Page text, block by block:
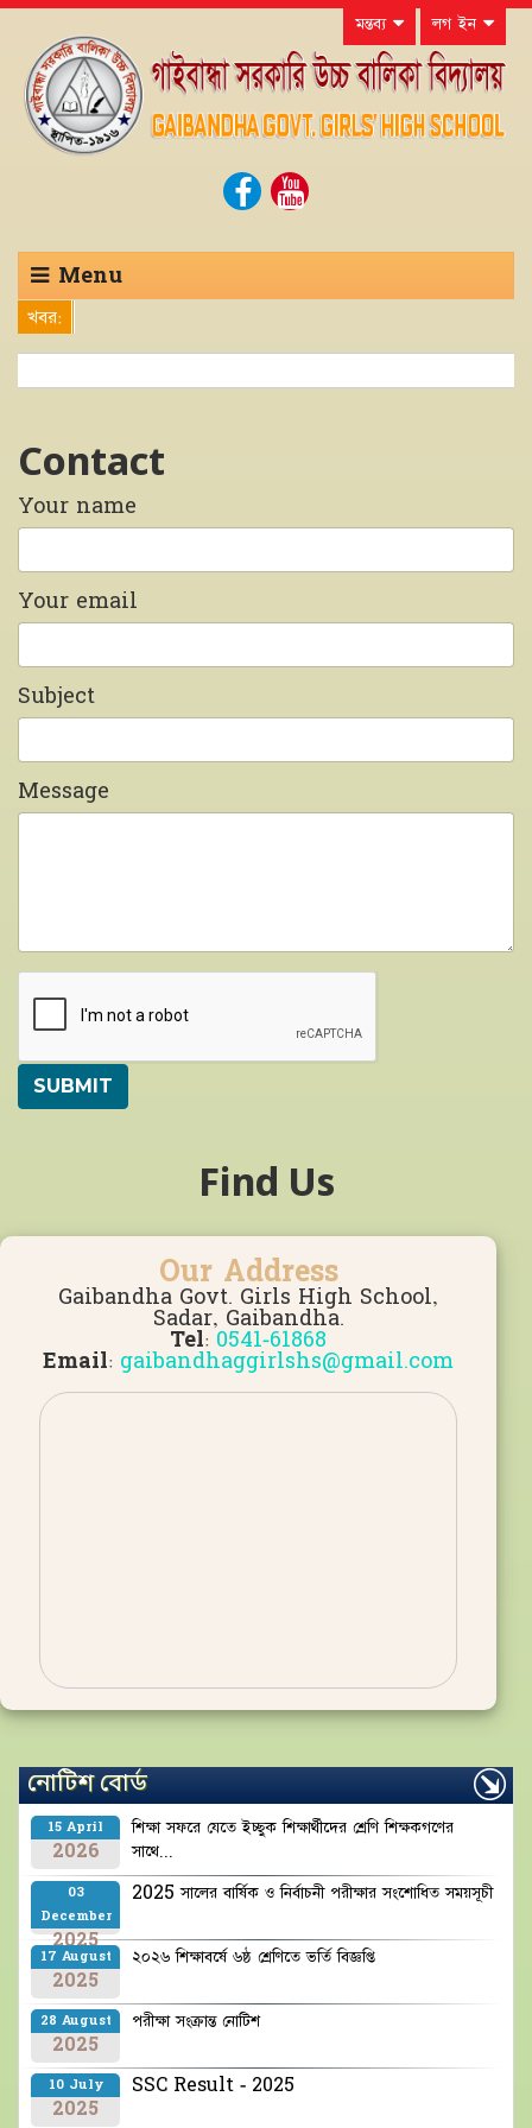
মন্তব্য লগ ইন
Menu
খবর:
Contact
Your name
Your email
Subject
Message
Find Us
Our Address
Gaibandha Govt. Girls High School,
Sadar, Gaibandha.
Tel: 0541-61868
Email: gaibandhaggirlshs@gmail.com
নোটিশ বোর্ড
15 April
2026
শিক্ষা সফরে যেতে ইচ্ছুক শিক্ষার্থীদের শ্রেণি শিক্ষকগণের
সাথে...
03
December
2025
2025 সালের বার্ষিক ও নির্বাচনী পরীক্ষার সংশোধিত সময়সূচী
17 August
2025
২০২৬ শিক্ষাবর্ষে ৬ষ্ঠ শ্রেণিতে ভর্তি বিজ্ঞপ্তি
28 August
2025
পরীক্ষা সংক্রান্ত নোটিশ
10 July
2025
SSC Result - 2025